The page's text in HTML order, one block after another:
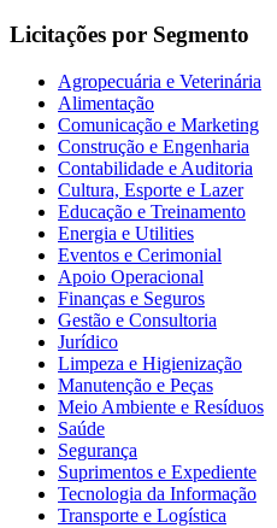
Licitações por Segmento
Agropecuária e Veterinária
Alimentação
Comunicação e Marketing
Construção e Engenharia
Contabilidade e Auditoria
Cultura, Esporte e Lazer
Educação e Treinamento
Energia e Utilities
Eventos e Cerimonial
Apoio Operacional
Finanças e Seguros
Gestão e Consultoria
Jurídico
Limpeza e Higienização
Manutenção e Peças
Meio Ambiente e Resíduos
Saúde
Segurança
Suprimentos e Expediente
Tecnologia da Informação
Transporte e Logística